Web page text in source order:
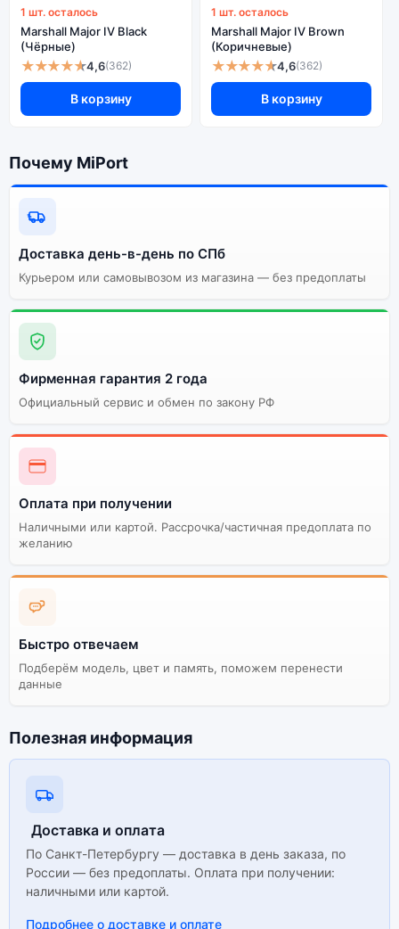
1 шт. осталось
Marshall Major IV Black
(Чёрные)
★★★★★4,6(362)
В корзину
1 шт. осталось
Marshall Major IV Brown
(Коричневые)
★★★★★4,6(362)
В корзину
Почему MiPort
Доставка день-в-день по СПб
Курьером или самовывозом из магазина — без предоплаты
Фирменная гарантия 2 года
Официальный сервис и обмен по закону РФ
Оплата при получении
Наличными или картой. Рассрочка/частичная предоплата по
желанию
Быстро отвечаем
Подберём модель, цвет и память, поможем перенести
данные
Полезная информация
Доставка и оплата
По Санкт-Петербургу — доставка в день заказа, по
России — без предоплаты. Оплата при получении:
наличными или картой.
Подробнее о доставке и оплате